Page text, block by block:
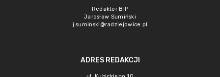
Redaktor BIP
Jarosław Sumiński
j.suminski@radziejowice.pl
ADRES REDAKCJI